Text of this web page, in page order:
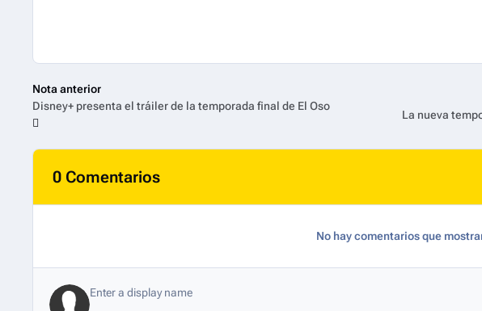
Nota anterior
Disney+ presenta el tráiler de la temporada final de El Oso
0 Comentarios
No hay comentarios que